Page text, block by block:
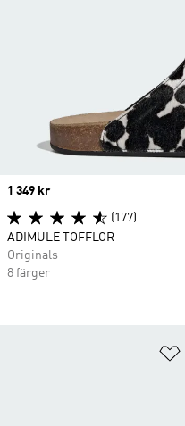
Price
1 349 kr
(177)
ADIMULE TOFFLOR
Originals
8 färger